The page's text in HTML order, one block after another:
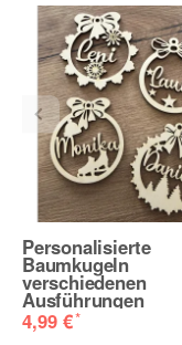
Personalisierte
Baumkugeln
verschiedenen
Ausführungen
4,99 €*